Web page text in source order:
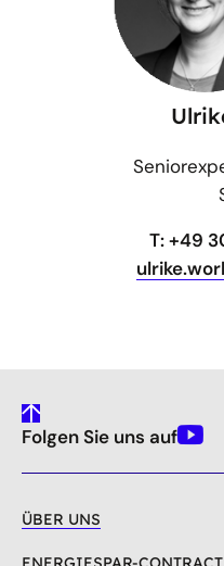
T: +49
gehe
nach
Folgen Sie uns auf
ÜBER UNS